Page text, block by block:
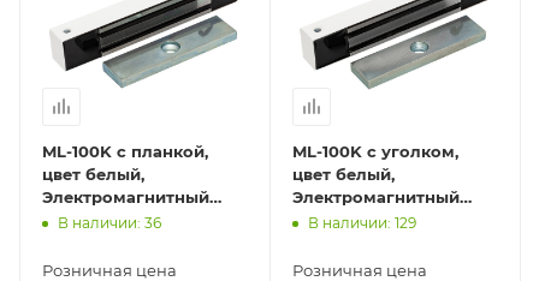
ML-100K с планкой,
цвет белый,
Электромагнитный
замок ACCORDTEC, 100
В наличии: 36
Розничная цена
ML-100K с уголком,
цвет белый,
Электромагнитный
замок ACCORDTEC, 100
В наличии: 129
Розничная цена